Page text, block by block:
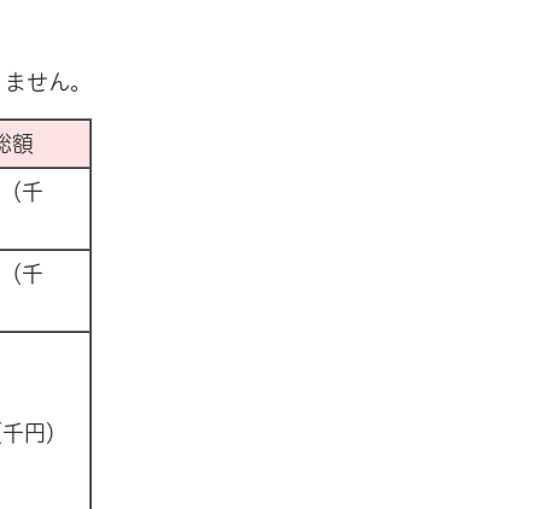
せん。
額
千
千
円）